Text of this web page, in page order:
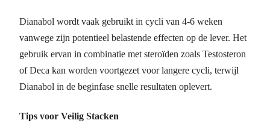
Dianabol wordt vaak gebruikt in cycli van 4-6 weken
vanwege zijn potentieel belastende effecten op de lever. Het
gebruik ervan in combinatie met steroïden zoals Testosteron
of Deca kan worden voortgezet voor langere cycli, terwijl
Dianabol in de beginfase snelle resultaten oplevert.
Tips voor Veilig Stacken